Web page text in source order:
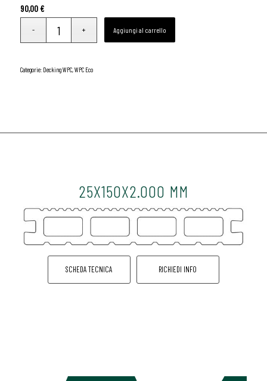
90,00 €
Aggiungi al carrello
Categorie: Decking WPC,WPC Eco
25X150X2.000 MM
SCHEDA TECNICA RICHIEDI INFO